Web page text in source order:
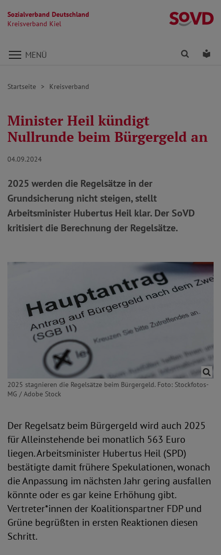
Sozialverband Deutschland
Kreisverband Kiel
Direkt zu den Inhalten springen
MENÜ Finden
Startseite Kreisverband
Minister Heil kündigt
Nullrunde beim Bürgergeld an
04.09.2024
2025 werden die Regelsätze in der
Grundsicherung nicht steigen, stellt
Arbeitsminister Hubertus Heil klar. Der SoVD
kritisiert die Berechnung der Regelsätze.
2025 stagnieren die Regelsätze beim Bürgergeld. Foto: Stockfotos-
MG / Adobe Stock
Der Regelsatz beim Bürgergeld wird auch 2025
für Alleinstehende bei monatlich 563 Euro
liegen. Arbeitsminister Hubertus Heil (SPD)
bestätigte damit frühere Spekulationen, wonach
die Anpassung im nächsten Jahr gering ausfallen
könnte oder es gar keine Erhöhung gibt.
Vertreter*innen der Koalitionspartner FDP und
Grüne begrüßten in ersten Reaktionen diesen
Schritt.